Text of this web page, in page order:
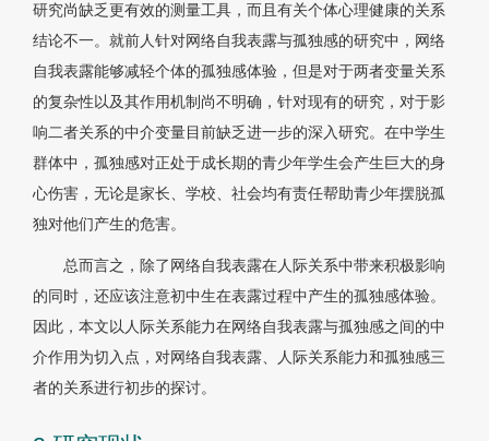
研究尚缺乏更有效的测量工具，而且有关个体心理健康的关系
结论不一。就前人针对网络自我表露与孤独感的研究中，网络
自我表露能够减轻个体的孤独感体验，但是对于两者变量关系
的复杂性以及其作用机制尚不明确，针对现有的研究，对于影
响二者关系的中介变量目前缺乏进一步的深入研究。在中学生
群体中，孤独感对正处于成长期的青少年学生会产生巨大的身
心伤害，无论是家长、学校、社会均有责任帮助青少年摆脱孤
独对他们产生的危害。
总而言之，除了网络自我表露在人际关系中带来积极影响
的同时，还应该注意初中生在表露过程中产生的孤独感体验。
因此，本文以人际关系能力在网络自我表露与孤独感之间的中
介作用为切入点，对网络自我表露、人际关系能力和孤独感三
者的关系进行初步的探讨。